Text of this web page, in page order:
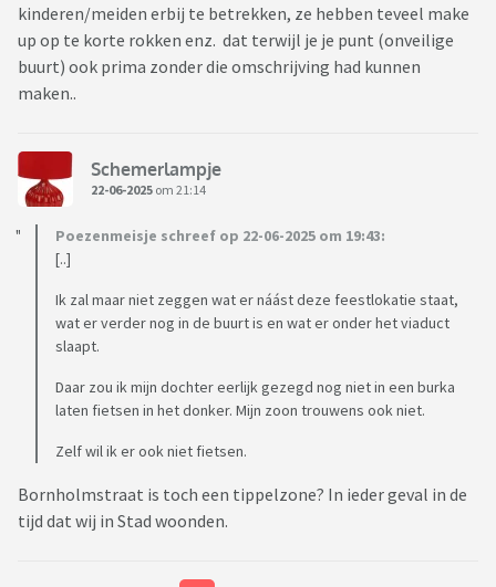
kinderen/meiden erbij te betrekken, ze hebben teveel make
up op te korte rokken enz. dat terwijl je je punt (onveilige
buurt) ook prima zonder die omschrijving had kunnen
maken..
Schemerlampje
22-06-2025 om 21:14
Poezenmeisje schreef op 22-06-2025 om 19:43:
[..]
Ik zal maar niet zeggen wat er náást deze feestlokatie staat,
wat er verder nog in de buurt is en wat er onder het viaduct
slaapt.
Daar zou ik mijn dochter eerlijk gezegd nog niet in een burka
laten fietsen in het donker. Mijn zoon trouwens ook niet.
Zelf wil ik er ook niet fietsen.
Bornholmstraat is toch een tippelzone? In ieder geval in de
tijd dat wij in Stad woonden.